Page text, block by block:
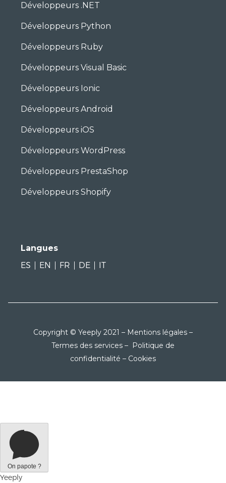
Développeurs .NET
Développeurs Python
Développeurs Ruby
Développeurs Visual Basic
Développeurs Ionic
Développeurs Android
Développeurs iOS
Développeurs WordPress
Développeurs PrestaShop
Développeurs Shopify
Langues
ES
EN FR DE IT
Copyright © Yeeply 2021 – Mentions légales –
Termes des services – Politique de
confidentialité – Cookies
On papote ?
Yeeply